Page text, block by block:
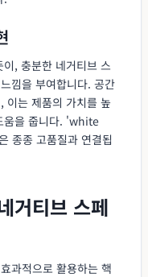
, 충분한 네거티브 스
낌을 부여합니다. 공간
이는 제품의 가치를 높
움을 줍니다. 'white
종종 고품질과 연결됩
거티브 스페
과적으로 활용하는 핵